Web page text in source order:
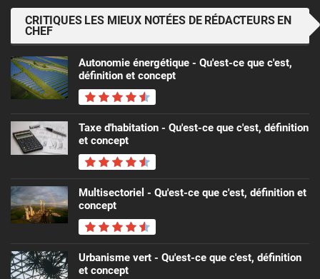
CRITIQUES LES MIEUX NOTÉES DE RÉDACTEURS EN
CHEF
Autonomie énergétique - Qu'est-ce que c'est,
définition et concept
Taxe d'habitation - Qu'est-ce que c'est, définition
et concept
Multisectoriel - Qu'est-ce que c'est, définition et
concept
Urbanisme vert - Qu'est-ce que c'est, définition
et concept